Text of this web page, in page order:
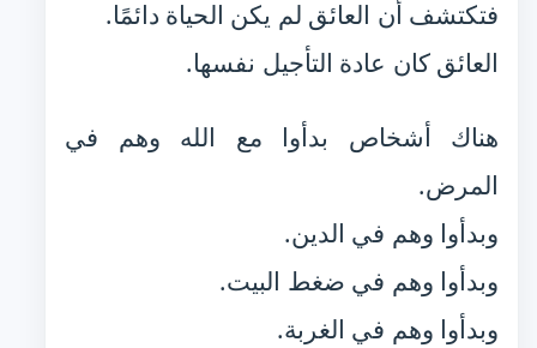
فتكتشف أن العائق لم يكن الحياة دائمًا.
العائق كان عادة التأجيل نفسها.
هناك أشخاص بدأوا مع الله وهم في
المرض.
وبدأوا وهم في الدين.
وبدأوا وهم في ضغط البيت.
وبدأوا وهم في الغربة.